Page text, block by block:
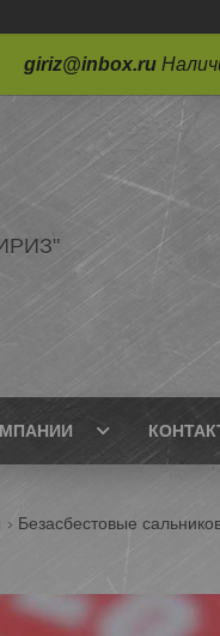
giriz@inbox.ru
Безасбестовые